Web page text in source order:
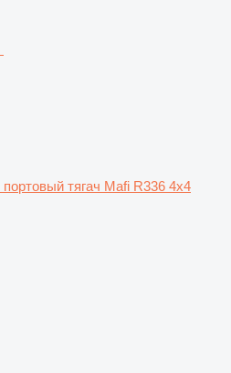
портовый тягач Mafi R336 4x4